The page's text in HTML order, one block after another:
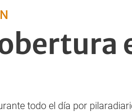
todo el día por